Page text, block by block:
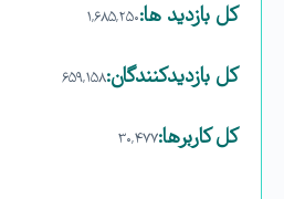
کل بازدید ها:۱,۶۸۵,۲۵۰
کل بازدیدکنند‌گان:۶۵۹,۱۵۸
کل کاربرها:۳۰,۴۷۷